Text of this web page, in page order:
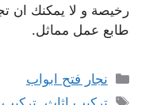
رخيصة و لا يمكنك ان
طابع عمل مماثل.
التصنيفات
نجار فتح ابواب
الوسوم